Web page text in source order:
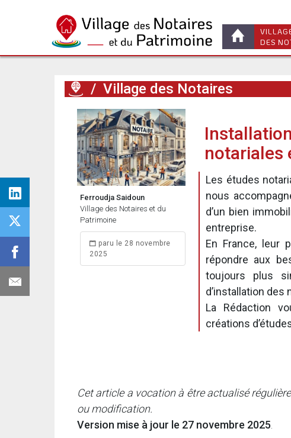
DES
/ Village des Notaires
Ferroudja Saidoun
Village des Notaires et du
Patrimoine
paru le 28 novembre
2025
notariales
Les études
nous
d’un bien
entreprise.
En France, leur
répondre aux
toujours plus
d’installation des
La Rédaction
créations
Cet article a vocation à être actualisé
ou modification.
Version mise à jour le 27 novembre 2025.